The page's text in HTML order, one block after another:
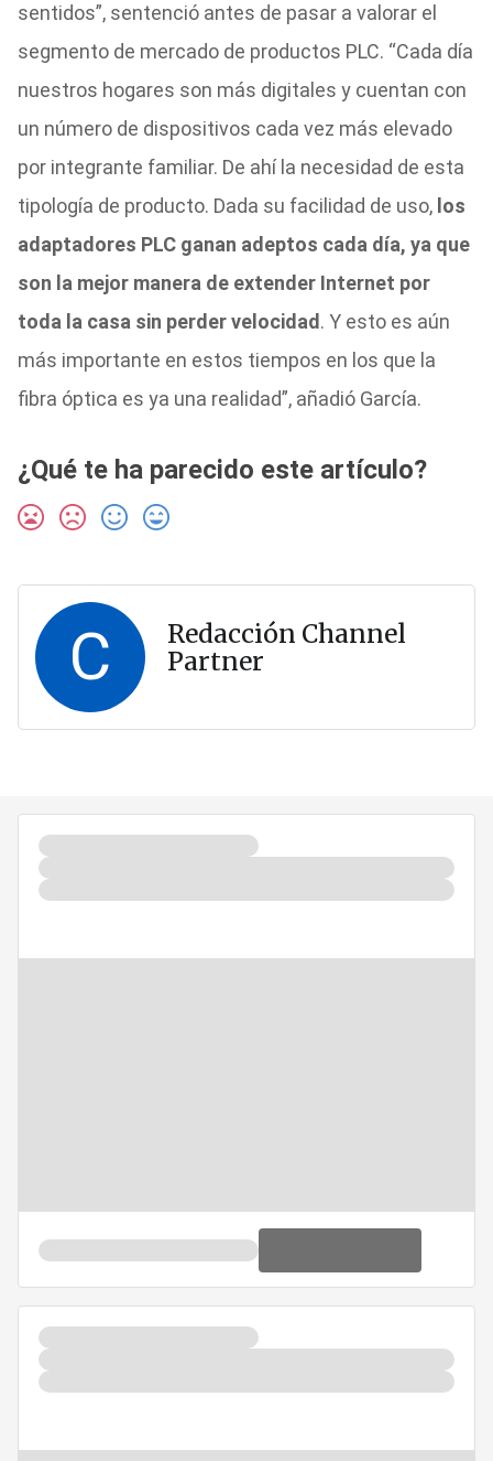
sentidos”, sentenció antes de pasar a valorar el
segmento de mercado de productos PLC. “Cada día
nuestros hogares son más digitales y cuentan con
un número de dispositivos cada vez más elevado
por integrante familiar. De ahí la necesidad de esta
tipología de producto. Dada su facilidad de uso,los
adaptadores PLC ganan adeptos cada día, ya que
son la mejor manera de extender Internet por
toda la casa sin perder velocidad . Y esto es aún
más importante en estos tiempos en los que la
fibra óptica es ya una realidad”, añadió García.
¿Qué te ha parecido este artículo?
C
Redacción Channel
Partner